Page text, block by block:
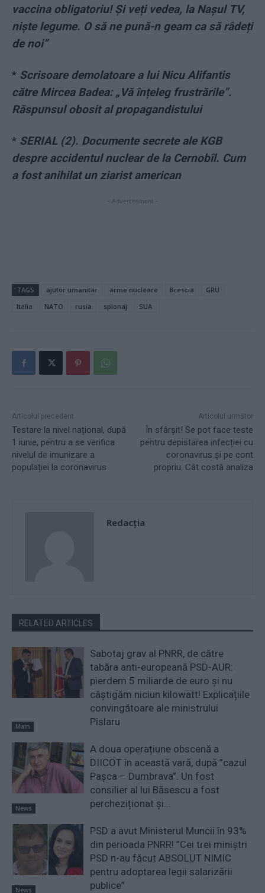
vaccina obligatoriu! Și veți vedea, la Nașul TV,
niște legume. O să ne pună-n geam ca să râdeți
de noi”
* Scrisoare demolatoare a lui Nicu Alifantis
către Mircea Badea: „Vă înțeleg frustrările”.
Răspunsul obosit al propagandistului
* SERIAL (2). Documente secrete ale KGB
despre accidentul nuclear de la Cernobîl. Cum
a fost anihilat un ziarist american
- Advertisement -
TAGS ajutor umanitar arme nucleare Brescia
GRU
Italia
NATO rusia spionaj SUA
Articolul precedent
Testare la nivel național, după
1 iunie, pentru a se verifica
nivelul de imunizare a
populației la coronavirus
Articolul următor
În sfârșit! Se pot face teste
pentru depistarea infecției cu
coronavirus și pe cont
propriu. Cât costă analiza
Redacţia
RELATED ARTICLES
Main
Sabotaj grav al PNRR, de către
tabăra anti-europeană PSD-AUR:
pierdem 5 miliarde de euro și nu
câștigăm niciun kilowatt! Explicațiile
convingătoare ale ministrului
Pîslaru
News
A doua operațiune obscenă a
DIICOT în această vară, după ”cazul
Pașca – Dumbrava”. Un fost
consilier al lui Băsescu a fost
percheziționat și...
News
PSD a avut Ministerul Muncii în 93%
din perioada PNRR! ”Cei trei miniştri
PSD n-au făcut ABSOLUT NIMIC
pentru adoptarea legii salarizării
publice”